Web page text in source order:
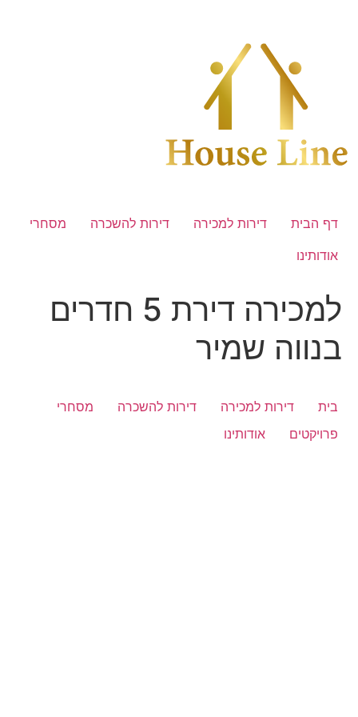
דף הבית דירות למכירה דירות להשכרה
מסחרי
אודותינו
למכירה דירת 5 חדרים
בנווה שמיר
בית דירות למכירה דירות להשכרה
מסחרי
פרויקטים
אודותינו